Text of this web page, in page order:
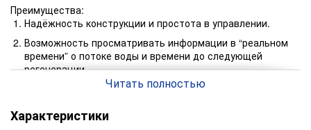
Преимущества:
Надёжность конструкции и простота в управлении.
Возможность просматривать информации в “реальном
времени” о потоке воды и времени до следующей
регенерации.
Экономичность расхода электроэнергии.
регенерации и их производительность.
Читать полностью
Характеристики